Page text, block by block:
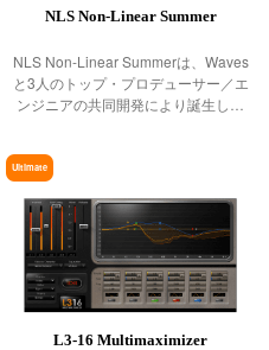
NLS Non-Linear Summer
NLS Non-Linear Summerは、Waves
と3人のトップ・プロデューサー／エ
ンジニアの共同開発により誕生しま
回路を1つのプラグインに集約し、ト
Ultimate
L3-16 Multimaximizer